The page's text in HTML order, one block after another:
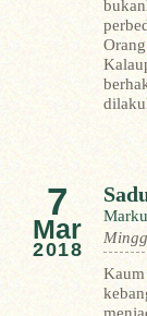
7
Mar
2018
Kaum